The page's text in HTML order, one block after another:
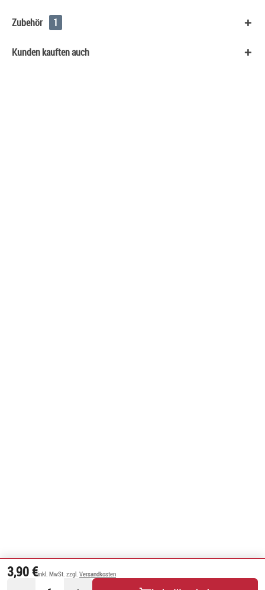
Zubehör 1
Kunden kauften auch
3,90 €inkl. MwSt. zzgl. Versandkosten